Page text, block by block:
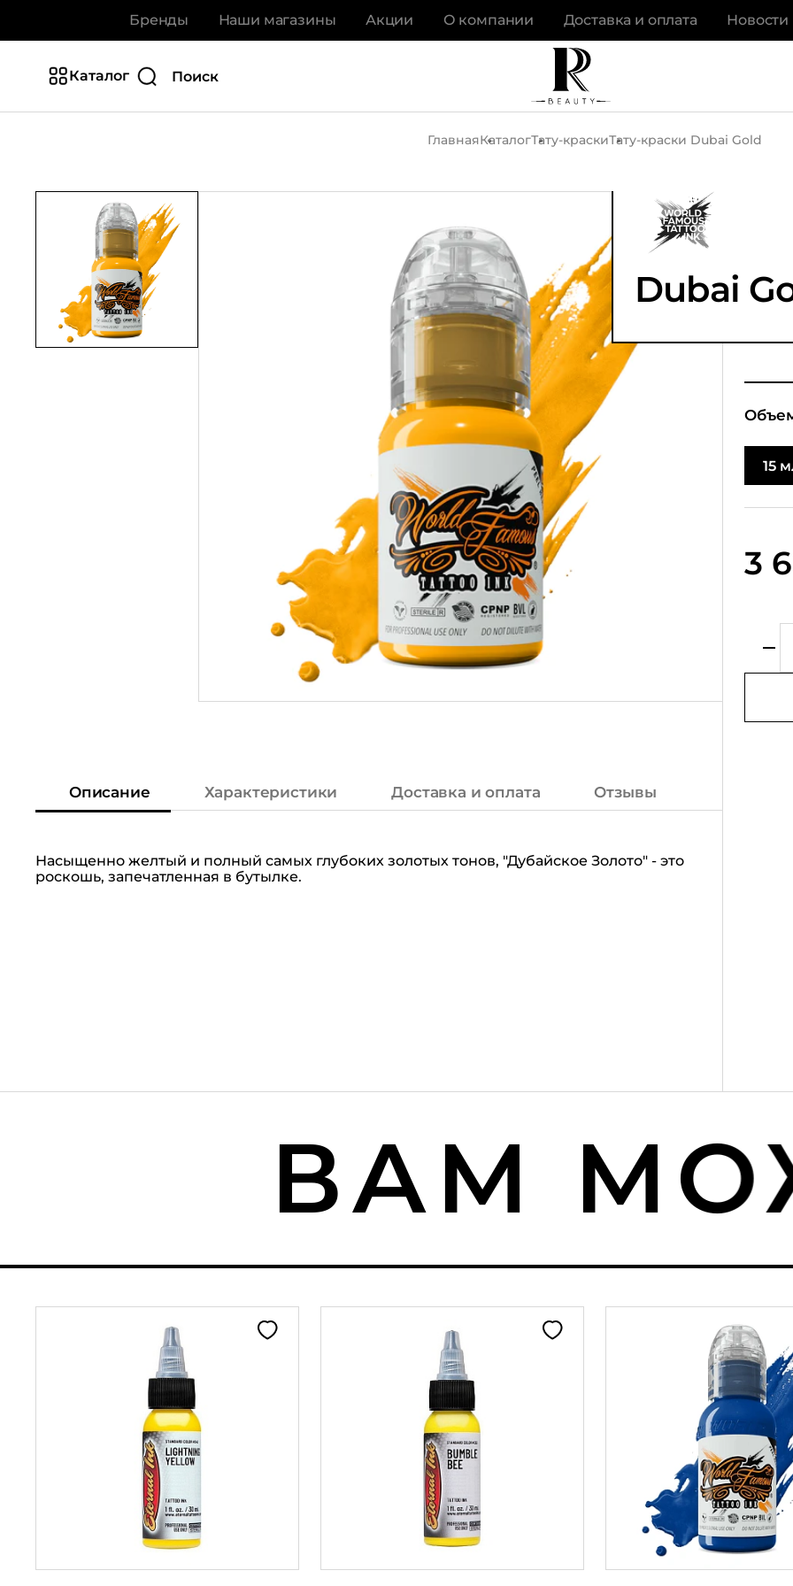
Бренды Наши магазины Акции О компании Доставка и оплата Новости
Каталог
ГлавнаяКаталогТату-краскиТату-краски Dubai Gold
Dubai
15
3
Описание Характеристики Доставка и оплата Отзывы
Насыщенно желтый и полный самых глубоких золотых тонов, "Дубайское Золото" - это
роскошь, запечатленная в бутылке.
ВАМ